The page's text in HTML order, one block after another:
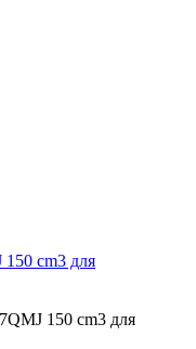
150 cm3 для
150 cm3 для